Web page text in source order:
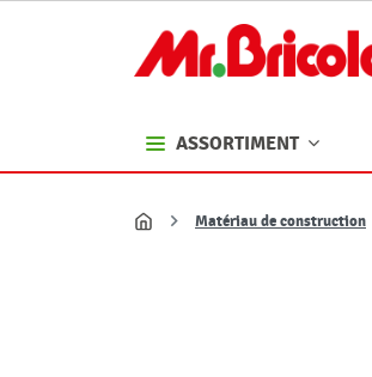
ASSORTIMENT
Accueil
Matériau de construction